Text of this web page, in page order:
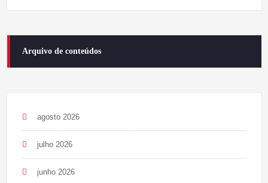
Arquivo de conteúdos
agosto 2026
julho 2026
junho 2026